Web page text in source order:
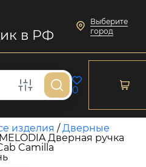
в РФ
Выберите
город
0
изделия /Дверные
MELODIA Дверная ручка
Camilla